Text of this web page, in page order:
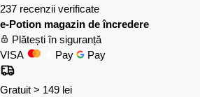
237 recenzii verificate
e-Potion magazin de încredere
Plătești în siguranță
VISA
Pay Pay
Gratuit > 149 lei